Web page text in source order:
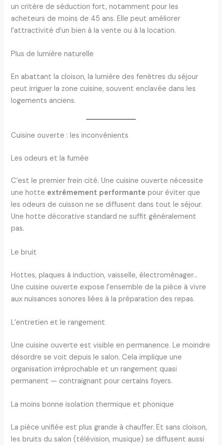
un critère de séduction fort, notamment pour les
acheteurs de moins de 45 ans. Elle peut améliorer
l’attractivité d’un bien à la vente ou à la location.
Plus de lumière naturelle
En abattant la cloison, la lumière des fenêtres du séjour
peut irriguer la zone cuisine, souvent enclavée dans les
logements anciens.
Cuisine ouverte : les inconvénients
Les odeurs et la fumée
C’est le premier frein cité. Une cuisine ouverte nécessite
une hotte extrêmement performante pour éviter que
les odeurs de cuisson ne se diffusent dans tout le séjour.
Une hotte décorative standard ne suffit généralement
pas.
Le bruit
Hottes, plaques à induction, vaisselle, électroménager…
Une cuisine ouverte expose l’ensemble de la pièce à vivre
aux nuisances sonores liées à la préparation des repas.
L’entretien et le rangement
Une cuisine ouverte est visible en permanence. Le moindre
désordre se voit depuis le salon. Cela implique une
organisation irréprochable et un rangement quasi
permanent — contraignant pour certains foyers.
La moins bonne isolation thermique et phonique
La pièce unifiée est plus grande à chauffer. Et sans cloison,
les bruits du salon (télévision, musique) se diffusent aussi